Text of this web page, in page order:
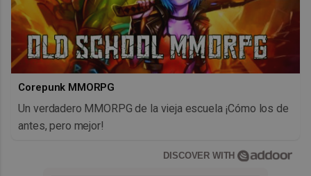
Corepunk MMORPG
Un verdadero MMORPG de la vieja escuela ¡Cómo los de
antes, pero mejor!
DISCOVER WITH